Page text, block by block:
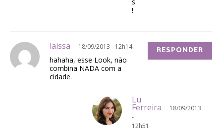
s
!
laissa 18/09/2013 - 12h14
hahaha, esse Look, não
combina NADA com a
cidade.
RESPONDER
Lu
Ferreira
18/09/2013
-
12h51